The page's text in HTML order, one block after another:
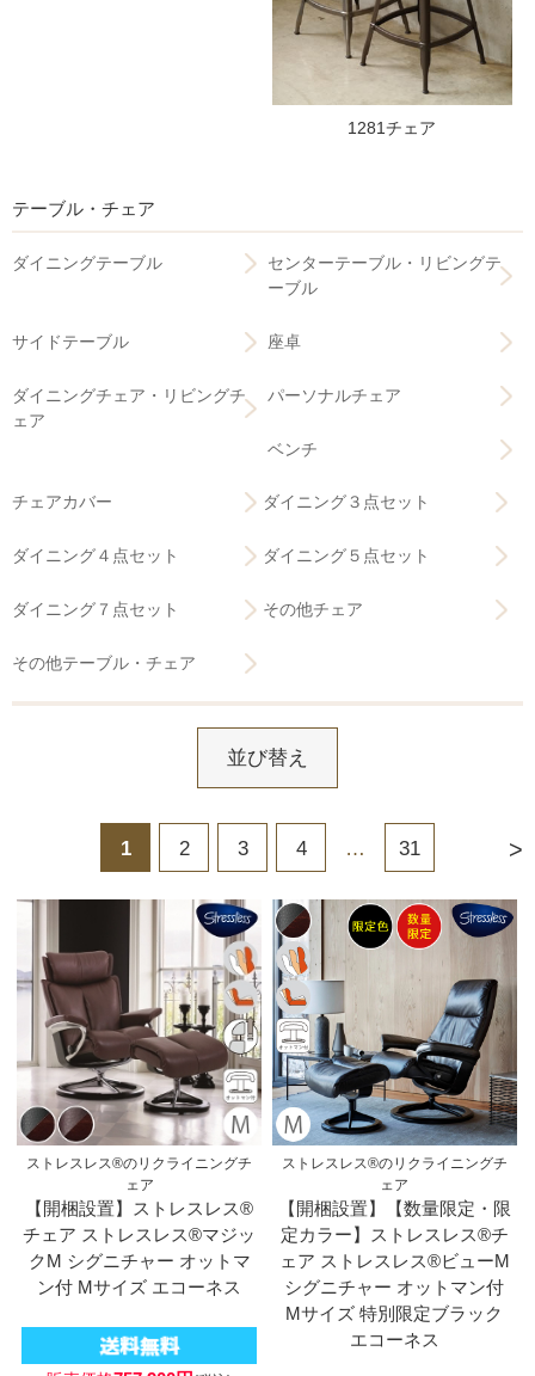
1281チェア
テーブル・チェア
ダイニングテーブル
センターテーブル・リビングテ
ーブル
サイドテーブル 座卓
ダイニングチェア・リビングチ
ェア
パーソナルチェア
ベンチ
チェアカバー ダイニング３点セット
ダイニング４点セット ダイニング５点セット
ダイニング７点セット その他チェア
その他テーブル・チェア
並び替え
>
1 2 3 4 … 31
ストレスレス®のリクライニングチ
ェア
【開梱設置】ストレスレス®
チェア ストレスレス®マジッ
クM シグニチャー オットマ
ン付 Mサイズ エコーネス
ストレスレス®のリクライニングチ
ェア
【開梱設置】【数量限定・限
定カラー】ストレスレス®チ
ェア ストレスレス®ビューM
シグニチャー オットマン付
Mサイズ 特別限定ブラック
エコーネス